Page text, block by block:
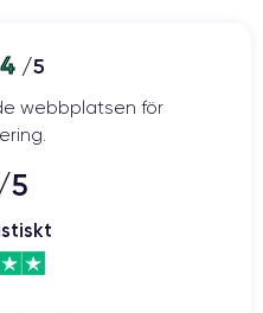
4 /5
webbplatsen för
5